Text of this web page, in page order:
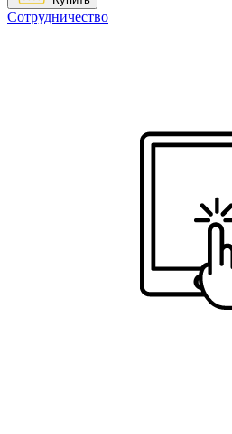
Сотрудничество